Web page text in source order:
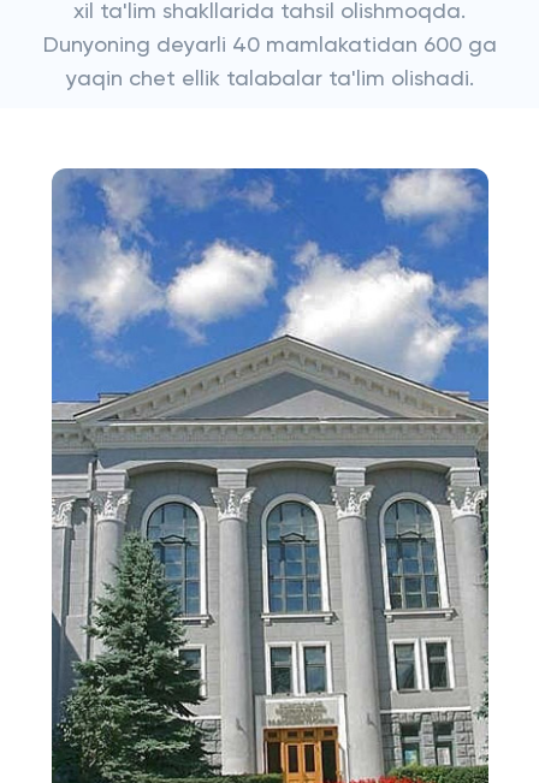
xil ta'lim shakllarida tahsil olishmoqda.
Dunyoning deyarli 40 mamlakatidan 600 ga
yaqin chet ellik talabalar ta'lim olishadi.